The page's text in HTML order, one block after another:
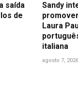
saída
de
Sandy
Laura
italiana
agosto 7, 2026